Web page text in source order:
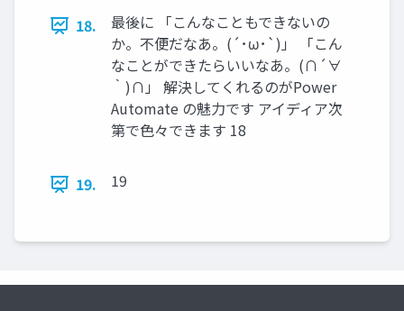
18.
最後に 「こんなこともできないの
か。不便だなあ。(´･ω･`)」 「こん
なことができたらいいなあ。(∩´∀
｀)∩」 解決してくれるのがPower
Automate の魅力です アイディア次
第で色々できます 18
19. 19